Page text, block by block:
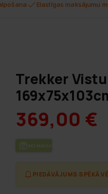
Elastīgas maksājumu
Trekker
369,00 €
BEZ­MAK­SAS PIE­GĀ­DE
PIEDĀVĀJUMS SPĒKĀ